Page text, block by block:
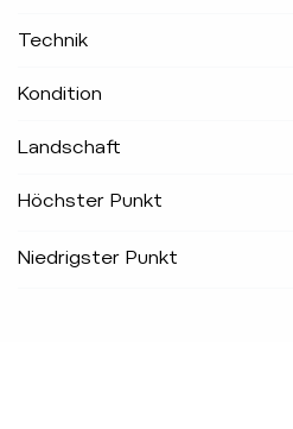
Technik
Kondition
Landschaft
Höchster Punkt
Niedrigster Punkt